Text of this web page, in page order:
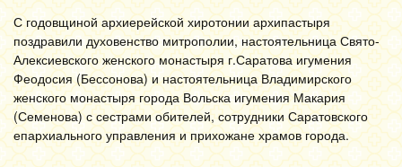
С годовщиной архиерейской хиротонии архипастыря
поздравили духовенство митрополии, настоятельница Свято-
Алексиевского женского монастыря г.Саратова игумения
Феодосия (Бессонова) и настоятельница Владимирского
женского монастыря города Вольска игумения Макария
(Семенова) с сестрами обителей, сотрудники Саратовского
епархиального управления и прихожане храмов города.